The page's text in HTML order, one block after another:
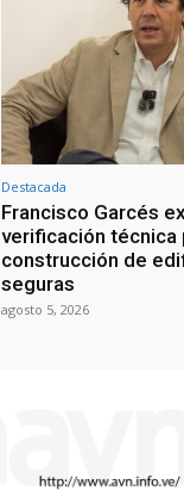
Destacada
Francisco Garcés
verificación técnica
construcción de
seguras
agosto 5, 2026